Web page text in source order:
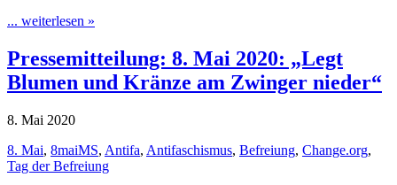
... weiterlesen »
Pressemitteilung: 8. Mai 2020: „Legt
Blumen und Kränze am Zwinger nieder“
8. Mai 2020
8. Mai, 8maiMS, Antifa, Antifaschismus, Befreiung, Change.org,
Tag der Befreiung